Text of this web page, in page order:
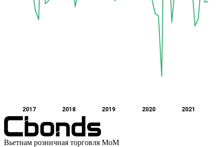
2017 2018 2019 2020 2021
Вьетнам розничная торговля MoM